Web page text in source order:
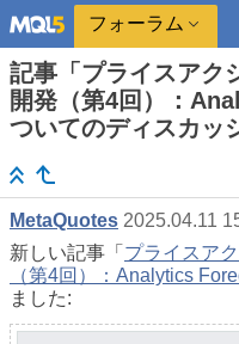
フォーラム
記事「プライスアク
開発（第4回）：
ついてのディスカッ
MetaQuotes 2025.04.11
新しい記事「 プライスア
（第4回）：Analytics
ました: